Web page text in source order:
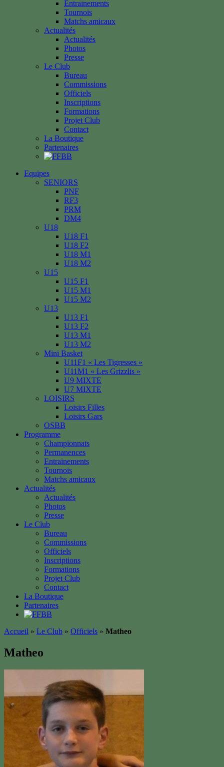
Entrainements
Tournois
Matchs amicaux
Actualités
Actualités
Photos
Presse
Le Club
Bureau
Commissions
Officiels
Inscriptions
Formations
Projet Club
Contact
La Boutique
Partenaires
Equipes
SENIORS
PNF
RF3
PRM
DM4
U18
U18 F1
U18 F2
U18 M1
U18 M2
U15
U15 F1
U15 M1
U15 M2
U13
U13 F1
U13 F2
U13 M1
U13 M2
Mini Basket
U11F1 « Les Tigresses »
U11M1 « Les Grizzlis »
U9 MIXTE
U7 MIXTE
LOISIRS
Loisirs Filles
Loisirs Gars
OSBB
Programme
Championnats
Permanences
Entrainements
Tournois
Matchs amicaux
Actualités
Actualités
Photos
Presse
Le Club
Bureau
Commissions
Officiels
Inscriptions
Formations
Projet Club
Contact
La Boutique
Partenaires
Accueil » Le Club » Officiels » Matheo
Matheo